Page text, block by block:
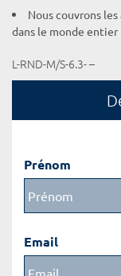
Nous couvrons
dans le monde entier
L-RND-M/S-6.3- –
Prénom
Email